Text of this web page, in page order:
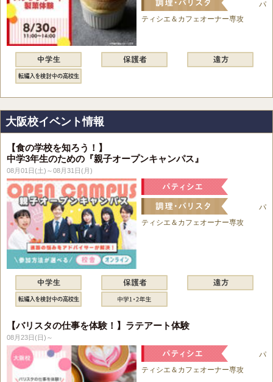
パ
ティシエ＆カフェオーナー専攻
大阪校イベント情報
【食の学校を知ろう！】
中学3年生のための『親子オープンキャンパス』
08月01日(土)～08月31日(月)
パ
ティシエ＆カフェオーナー専攻
【バリスタの仕事を体験！】ラテアート体験
08月23日(日)～
パ
ティシエ＆カフェオーナー専攻